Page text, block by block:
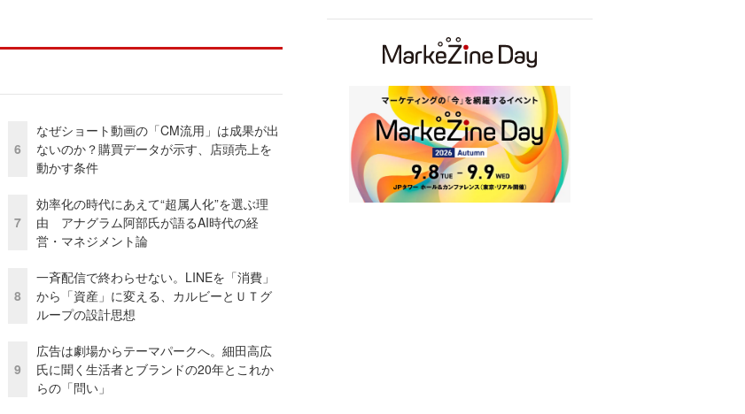
6
なぜショート動画の「CM流用」は成果が出
ないのか？購買データが示す、店頭売上を
動かす条件
7
効率化の時代にあえて“超属人化”を選ぶ理
由 アナグラム阿部氏が語るAI時代の経
営・マネジメント論
8
一斉配信で終わらせない。LINEを「消費」
から「資産」に変える、カルビーとＵＴグ
ループの設計思想
9
広告は劇場からテーマパークへ。細田高広
氏に聞く生活者とブランドの20年とこれか
らの「問い」